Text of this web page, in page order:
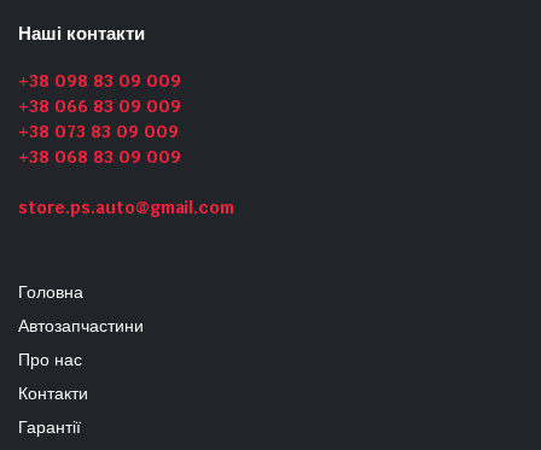
Наші контакти
+38 098 83 09 009
+38 066 83 09 009
+38 073 83 09 009
+38 068 83 09 009
store.ps.auto@gmail.com
Головна
Автозапчастини
Про нас
Контакти
Гарантії